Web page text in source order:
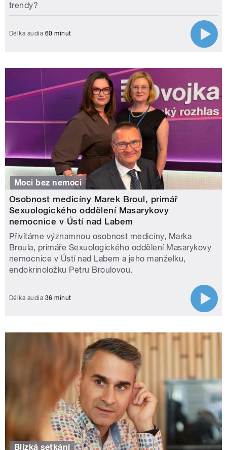
trendy?
Délka audia 60 minut
Moci bez nemoci
Osobnost medicíny Marek Broul, primář
Sexuologického oddělení Masarykovy
nemocnice v Ústí nad Labem
Přivítáme významnou osobnost medicíny, Marka
Broula, primáře Sexuologického oddělení Masarykovy
nemocnice v Ústí nad Labem a jeho manželku,
endokrinoložku Petru Broulovou.
Délka audia 36 minut
Blízká setkání